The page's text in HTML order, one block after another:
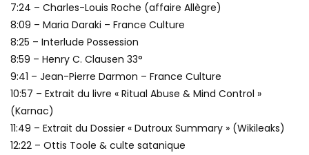
7:24 – Charles-Louis Roche (affaire Allègre)
8:09 – Maria Daraki – France Culture
8:25 – Interlude Possession
8:59 – Henry C. Clausen 33°
9:41 – Jean-Pierre Darmon – France Culture
10:57 – Extrait du livre « Ritual Abuse & Mind Control »
(Karnac)
11:49 – Extrait du Dossier « Dutroux Summary » (Wikileaks)
12:22 – Ottis Toole & culte satanique